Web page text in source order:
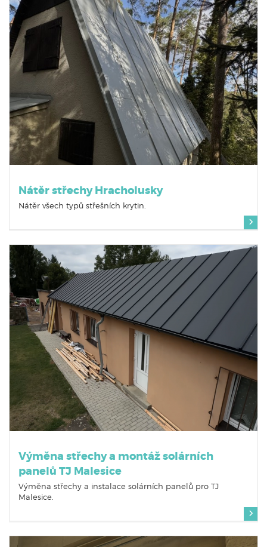
Nátěr střechy Hracholusky
Nátěr všech typů střešních krytin.
Výměna střechy a montáž solárních
panelů TJ Malesice
Výměna střechy a instalace solárních panelů pro TJ
Malesice.